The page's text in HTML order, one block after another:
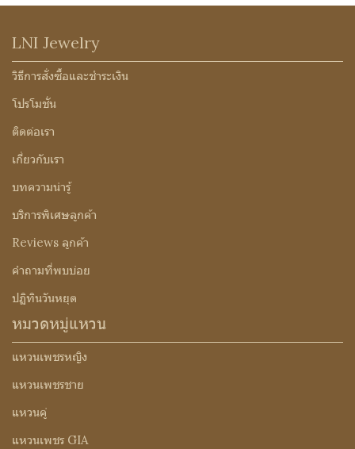
LNI Jewelry
วิธีการสั่งซื้อและชำระเงิน
โปรโมชั่น
ติดต่อเรา
เกี่ยวกับเรา
บทความน่ารู้
บริการพิเศษลูกค้า
Reviews ลูกค้า
คำถามที่พบบ่อย
ปฏิทินวันหยุด
หมวดหมู่แหวน
แหวนเพชรหญิง
แหวนเพชรชาย
แหวนคู่
แหวนเพชร GIA